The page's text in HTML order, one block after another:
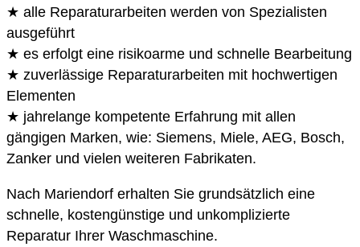
★ alle Reparaturarbeiten werden von Spezialisten
ausgeführt
★ es erfolgt eine risikoarme und schnelle Bearbeitung
★ zuverlässige Reparaturarbeiten mit hochwertigen
Elementen
★ jahrelange kompetente Erfahrung mit allen
gängigen Marken, wie: Siemens, Miele, AEG, Bosch,
Zanker und vielen weiteren Fabrikaten.
Nach Mariendorf erhalten Sie grundsätzlich eine
schnelle, kostengünstige und unkomplizierte
Reparatur Ihrer Waschmaschine.